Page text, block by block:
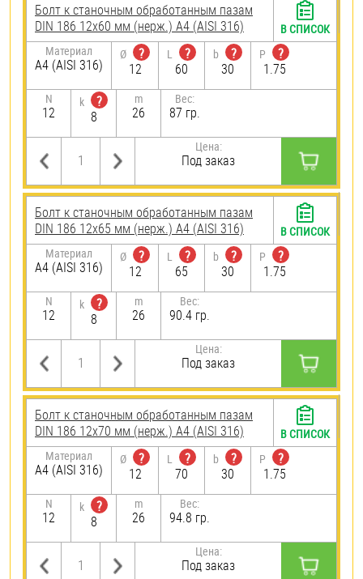
Болт к станочным обработанным пазам
DIN 186 12х60 мм (нерж.) A4 (AISI 316)
Материал
A4 (AISI 316)
Ø
?
12
L
?
60
b
?
30
P
?
1.75
N
12
k
?
8
m
26
Вес:
87 гр.
Цена:
Под заказ
В СПИСОК
Болт к станочным обработанным пазам
DIN 186 12х65 мм (нерж.) A4 (AISI 316)
Материал
A4 (AISI 316)
Ø
?
12
L
?
65
b
?
30
P
?
1.75
N
12
k
?
8
m
26
Вес:
90.4 гр.
Цена:
Под заказ
В СПИСОК
Болт к станочным обработанным пазам
DIN 186 12х70 мм (нерж.) A4 (AISI 316)
Материал
A4 (AISI 316)
Ø
?
12
L
?
70
b
?
30
P
?
1.75
N
12
k
?
8
m
26
Вес:
94.8 гр.
Цена:
Под заказ
В СПИСОК